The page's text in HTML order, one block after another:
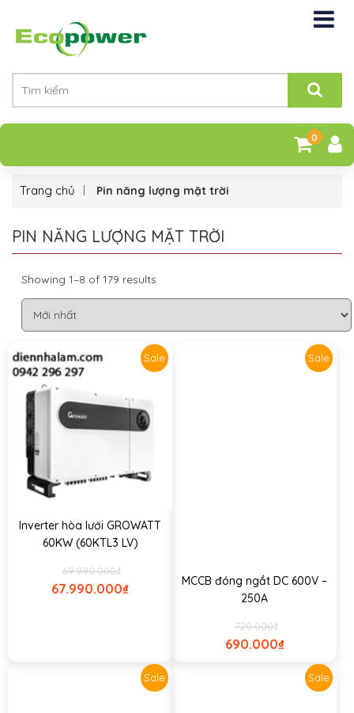
0
Trang chủ Pin năng lượng mặt trời
PIN NĂNG LƯỢNG MẶT TRỜI
Showing 1–8 of 179 results
Sale
Inverter hòa lưới GROWATT
60KW (60KTL3 LV)
₫
69.990.000
₫
67.990.000
Sale
MCCB đóng ngắt DC 600V –
250A
₫
720.000
₫
690.000
Sale Sale